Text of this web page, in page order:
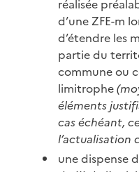
réalisée
d’une ZFE-m
d’étendre les
partie du
commune ou
limitrophe
éléments
cas échéant,
l’actualisation
une dispense